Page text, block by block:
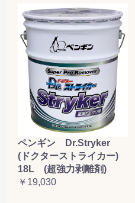
ペンギン Dr.Stryker
(ドクターストライカー)
18L (超強力剥離剤)
￥19,030